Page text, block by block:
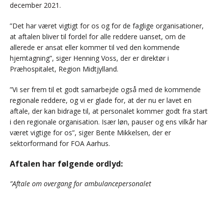
december 2021.
”Det har været vigtigt for os og for de faglige organisationer,
at aftalen bliver til fordel for alle reddere uanset, om de
allerede er ansat eller kommer til ved den kommende
hjemtagning”, siger Henning Voss, der er direktør i
Præhospitalet, Region Midtjylland.
”Vi ser frem til et godt samarbejde også med de kommende
regionale reddere, og vi er glade for, at der nu er lavet en
aftale, der kan bidrage til, at personalet kommer godt fra start
i den regionale organisation. Især løn, pauser og ens vilkår har
været vigtige for os”, siger Bente Mikkelsen, der er
sektorformand for FOA Aarhus.
Aftalen har følgende ordlyd:
”Aftale om overgang for ambulancepersonalet